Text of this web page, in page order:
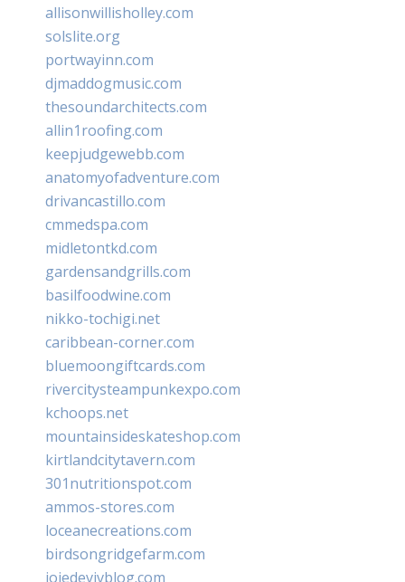
allisonwillisholley.com
solslite.org
portwayinn.com
djmaddogmusic.com
thesoundarchitects.com
allin1roofing.com
keepjudgewebb.com
anatomyofadventure.com
drivancastillo.com
cmmedspa.com
midletontkd.com
gardensandgrills.com
basilfoodwine.com
nikko-tochigi.net
caribbean-corner.com
bluemoongiftcards.com
rivercitysteampunkexpo.com
kchoops.net
mountainsideskateshop.com
kirtlandcitytavern.com
301nutritionspot.com
ammos-stores.com
loceanecreations.com
birdsongridgefarm.com
joiedevivblog.com